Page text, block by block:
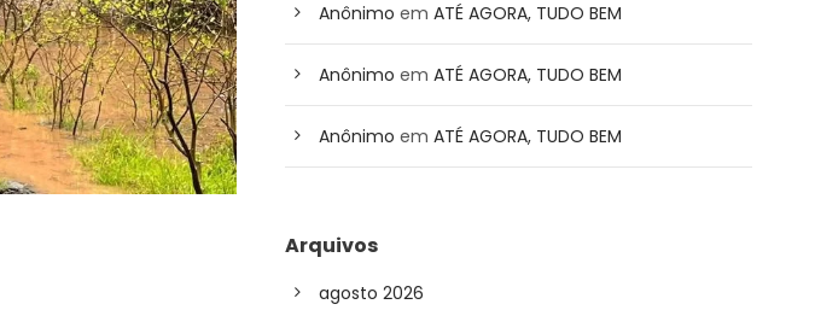
Anônimo emATÉ AGORA, TUDO BEM
Anônimo emATÉ AGORA, TUDO BEM
Anônimo emATÉ AGORA, TUDO BEM
Arquivos
agosto 2026